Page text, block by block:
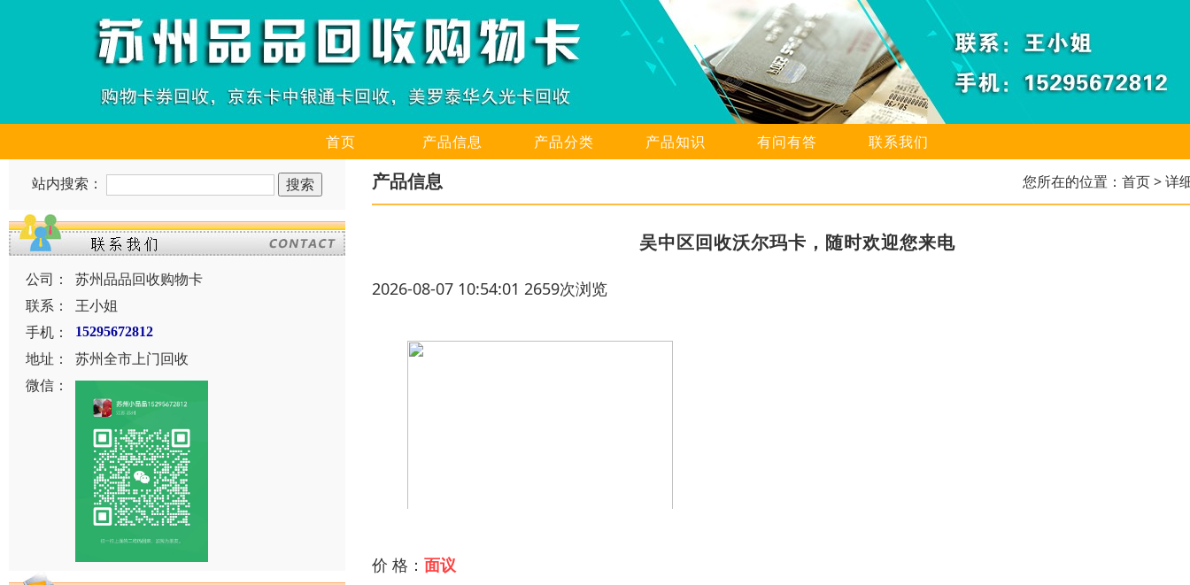
首页 产品信息 产品分类 产品知识 有问有答 联系我们
站内搜索：
公司：
苏州品品回收购物卡
联系：
王小姐
手机：
15295672812
地址：
苏州全市上门回收
微信：
产品信息 您所在的位置： 首页> 详
吴中区回收沃尔玛卡，随时欢迎您来电
2026-08-07 10:54:01 2659次浏览
价 格： 面议